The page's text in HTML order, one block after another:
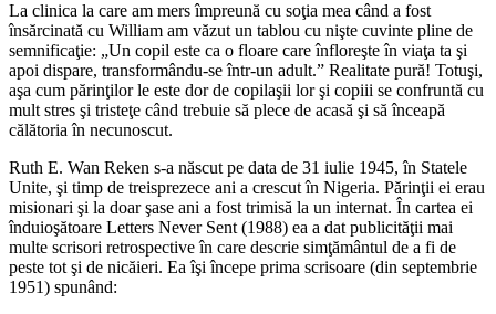
La clinica la care am mers împreună cu soţia mea când a fost
însărcinată cu William am văzut un tablou cu nişte cuvinte pline de
semnificaţie: „Un copil este ca o floare care înfloreşte în viaţa ta şi
apoi dispare, transformându-se într-un adult.” Realitate pură! Totuşi,
aşa cum părinţilor le este dor de copilaşii lor şi copiii se confruntă cu
mult stres şi tristeţe când trebuie să plece de acasă şi să înceapă
călătoria în necunoscut.
Ruth E. Wan Reken s-a născut pe data de 31 iulie 1945, în Statele
Unite, şi timp de treisprezece ani a crescut în Nigeria. Părinţii ei erau
misionari şi la doar şase ani a fost trimisă la un internat. În cartea ei
înduioşătoare Letters Never Sent (1988) ea a dat publicităţii mai
multe scrisori retrospective în care descrie simţământul de a fi de
peste tot şi de nicăieri. Ea îşi începe prima scrisoare (din septembrie
1951) spunând: